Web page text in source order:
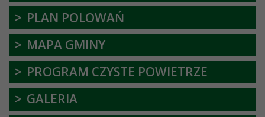
PLAN POLOWAŃ
MAPA GMINY
PROGRAM CZYSTE POWIETRZE
GALERIA